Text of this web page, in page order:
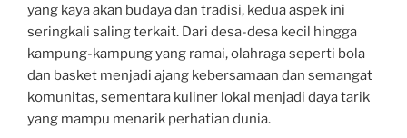
yang kaya akan budaya dan tradisi, kedua aspek ini
seringkali saling terkait. Dari desa-desa kecil hingga
kampung-kampung yang ramai, olahraga seperti bola
dan basket menjadi ajang kebersamaan dan semangat
komunitas, sementara kuliner lokal menjadi daya tarik
yang mampu menarik perhatian dunia.